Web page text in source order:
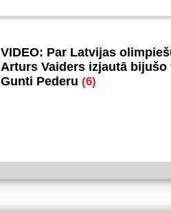
VIDEO: Par Latvijas
Arturs Vaiders izjautā bijušo
Gunti Pederu (6)